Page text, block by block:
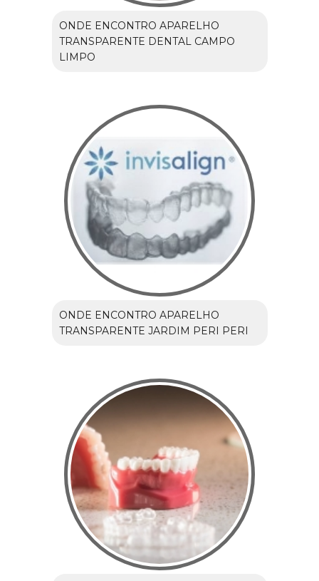
ONDE ENCONTRO APARELHO
TRANSPARENTE DENTAL CAMPO
LIMPO
ONDE ENCONTRO APARELHO
TRANSPARENTE JARDIM PERI PERI